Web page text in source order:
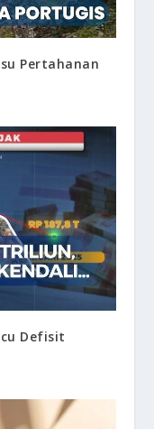
Pertahanan
Defisit